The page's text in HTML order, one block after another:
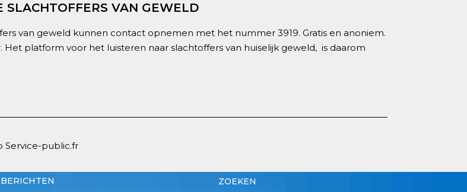
VAN GEWELD
van geweld kunnen contact opnemen met het nummer 3919. Gratis en anoniem.
platform voor het luisteren naar slachtoffers van huiselijk geweld, is daarom
Service-public.fr
ZOEKEN